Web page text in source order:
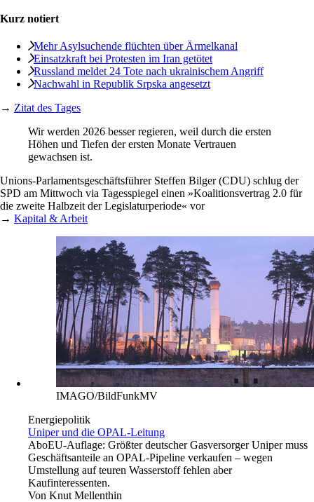
Kurz notiert
Mehr Asylsuchende flüchten über Ärmelkanal
Einsatzkraft bei Protesten im Iran getötet
Russland meldet 24 Tote nach ukrainischem Angriff
Nachwahl in Republik Srpska angesetzt
→ Zitat des Tages
Wir werden 2026 besser regieren, weil durch die ersten
Höhen und Tiefen der ersten Monate Vertrauen
gewachsen ist.
Unions-Parlamentsgeschäftsführer Steffen Bilger (CDU) schlug der
SPD am Mittwoch via Tagesspiegel einen »Koalitionsvertrag 2.0 für
die zweite Halbzeit der Legislaturperiode« vor
→ Kapital & Arbeit
IMAGO/BildFunkMV
Energiepolitik
Uniper und die OPAL-Leitung
AboEU-Auflage: Größter deutscher Gasversorger Uniper muss
Geschäftsanteile an OPAL-Pipeline verkaufen – wegen
Umstellung auf teuren Wasserstoff fehlen aber
Kaufinteressenten.
Von Knut Mellenthin